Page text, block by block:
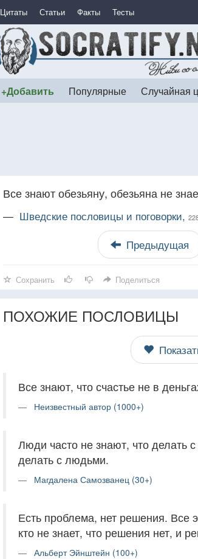
Цитаты Статьи Факты Тесты
+Добавить Популярные Случайная
Все знают обезьяну, обезьяна не
— Шведские пословицы и поговорки,
Предыдущая
Сохранить Поделиться
ПОХОЖИЕ ПОСЛОВИЦЫ
Все знают, что счастье не в
Неизвестный автор (1000+)
Люди часто не знают, что делать
делать с людьми.
Магдалена Самозванец (30+)
Есть проблема, нет решения. Все
кто не знает, что решения нет, и
Альберт Эйнштейн (100+)